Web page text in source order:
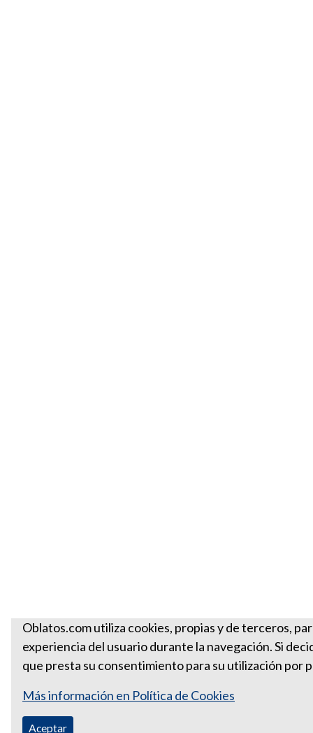
Oblatos.com utiliza cookies, propias y de terceros,
experiencia del usuario durante la navegación. Si
que presta su consentimiento para su utilización por
Más información en Política de Cookies
Aceptar